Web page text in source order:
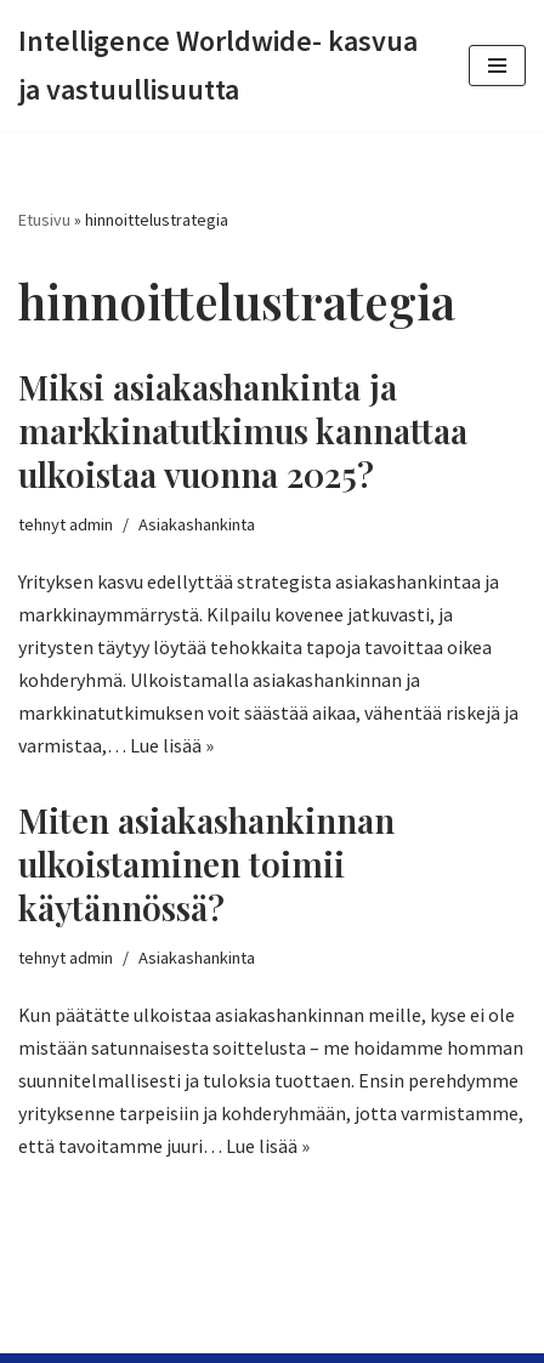
suoraan
Intelligence Worldwide- kasvua
ja vastuullisuutta
Etusivu » hinnoittelustrategia
hinnoittelustrategia
Miksi asiakashankinta ja
markkinatutkimus kannattaa
ulkoistaa vuonna 2025?
tehnytadmin Asiakashankinta
Yrityksen kasvu edellyttää strategista asiakashankintaa ja
markkinaymmärrystä. Kilpailu kovenee jatkuvasti, ja
yritysten täytyy löytää tehokkaita tapoja tavoittaa oikea
kohderyhmä. Ulkoistamalla asiakashankinnan ja
markkinatutkimuksen voit säästää aikaa, vähentää riskejä ja
varmistaa,… Lue lisää »
Miten asiakashankinnan
ulkoistaminen toimii
käytännössä?
tehnytadmin Asiakashankinta
Kun päätätte ulkoistaa asiakashankinnan meille, kyse ei ole
mistään satunnaisesta soittelusta – me hoidamme homman
suunnitelmallisesti ja tuloksia tuottaen. Ensin perehdymme
yrityksenne tarpeisiin ja kohderyhmään, jotta varmistamme,
että tavoitamme juuri… Lue lisää »